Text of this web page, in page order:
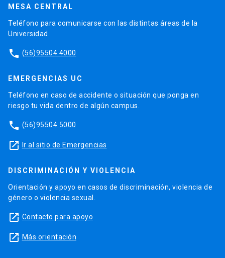
MESA CENTRAL
Teléfono para comunicarse con las distintas áreas de la
Universidad.
phone (56)95504 4000
EMERGENCIAS UC
Teléfono en caso de accidente o situación que ponga en
riesgo tu vida dentro de algún campus.
phone (56)95504 5000
launch Ir al sitio de Emergencias
DISCRIMINACIÓN Y VIOLENCIA
Orientación y apoyo en casos de discriminación, violencia de
género o violencia sexual.
launch Contacto para apoyo
launch Más orientación